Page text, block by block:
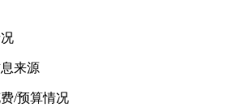
来源
/预算情况